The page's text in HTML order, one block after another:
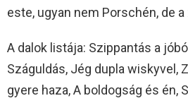
este, ugyan nem Porschén, de
A dalok listája: Szippantás a
Száguldás, Jég dupla wiskyvel,
gyere haza, A boldogság és én,